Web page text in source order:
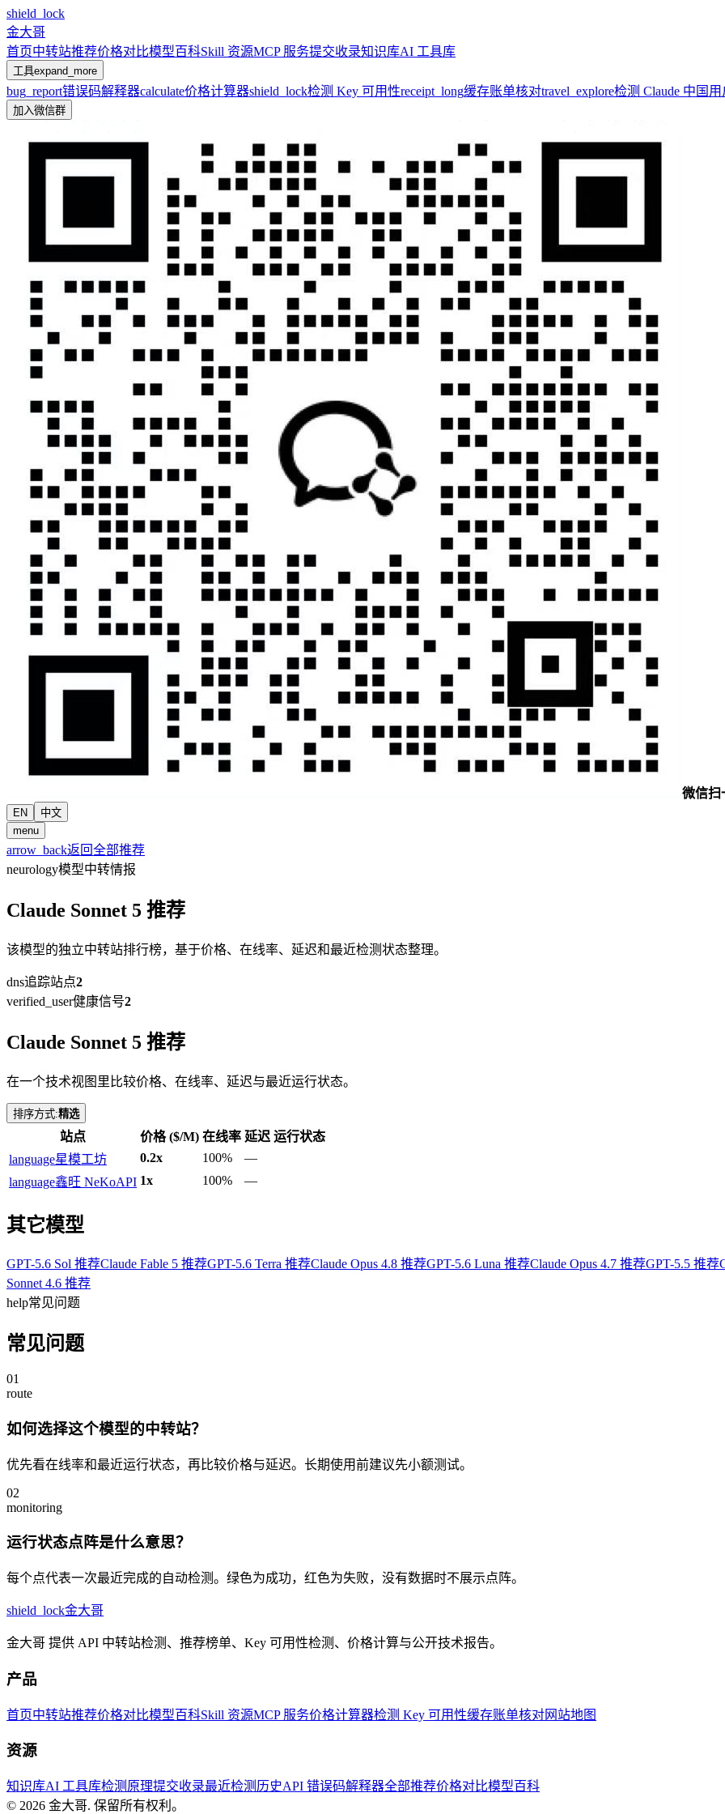
shield_lock
金大哥
首页中转站推荐价格对比模型百科Skill 资源MCP 服务提交收录知识库AI 工具库
工具expand_more
bug_report错误码解释器calculate价格计算器shield_lock检测 Key 可用性receipt_long缓存账单核对travel_explore检测 Claude 中国用
加入微信群
微信扫
EN
中文
menu
arrow_back返回全部推荐
neurology模型中转情报
Claude Sonnet 5 推荐
该模型的独立中转站排行榜，基于价格、在线率、延迟和最近检测状态整理。
dns追踪站点2
verified_user健康信号2
Claude Sonnet 5 推荐
在一个技术视图里比较价格、在线率、延迟与最近运行状态。
排序方式:精选
站点 价格 ($/M) 在线率 延迟 运行状态
language星模工坊 0.2x 100%
—
language鑫旺 NeKoAPI 1x 100% —
其它模型
GPT-5.6 Sol 推荐Claude Fable 5 推荐GPT-5.6 Terra 推荐Claude Opus 4.8 推荐GPT-5.6 Luna 推荐Claude Opus 4.7 推荐GPT-5.5 推荐
Sonnet 4.6 推荐
help常见问题
常见问题
01
route
如何选择这个模型的中转站？
优先看在线率和最近运行状态，再比较价格与延迟。长期使用前建议先小额测试。
02
monitoring
运行状态点阵是什么意思？
每个点代表一次最近完成的自动检测。绿色为成功，红色为失败，没有数据时不展示点阵。
shield_lock金大哥
金大哥 提供 API 中转站检测、推荐榜单、Key 可用性检测、价格计算与公开技术报告。
产品
首页中转站推荐价格对比模型百科Skill 资源MCP 服务价格计算器检测 Key 可用性缓存账单核对网站地图
资源
知识库AI 工具库检测原理提交收录最近检测历史API 错误码解释器全部推荐价格对比模型百科
© 2026 金大哥. 保留所有权利。